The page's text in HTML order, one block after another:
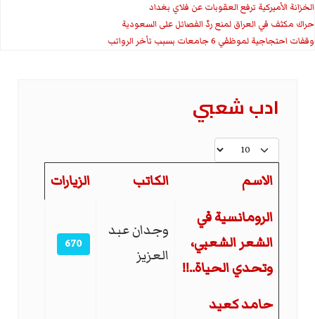
الخزانة الأميركية ترفع العقوبات عن فلاي بغداد
حراك مكثف في العراق لمنع ردّ الفصائل على السعودية
وقفات احتجاجية لموظفي 6 جامعات بسبب تأخر الرواتب
ادب شعبي
عدد الإظهارات:
المقالات
الاسم الكاتب
الزيارات
الرومانسية في
الشعر الشعبي،
وتحدي الحياة..!!
وجدان عبد
العزيز
670
حامد كعيد